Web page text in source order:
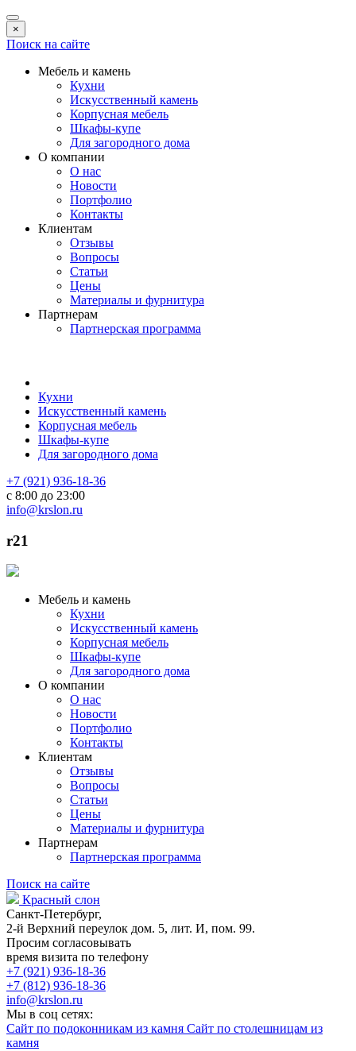
×
Поиск на сайте
Мебель и камень
Кухни
Искусственный камень
Корпусная мебель
Шкафы-купе
Для загородного дома
О компании
О нас
Новости
Портфолио
Контакты
Клиентам
Отзывы
Вопросы
Статьи
Цены
Материалы и фурнитура
Партнерам
Партнерская программа
Кухни
Искусственный камень
Корпусная мебель
Шкафы-купе
Для загородного дома
+7 (921) 936-18-36
с 8:00 до 23:00
info@krslon.ru
r21
Мебель и камень
Кухни
Искусственный камень
Корпусная мебель
Шкафы-купе
Для загородного дома
О компании
О нас
Новости
Портфолио
Контакты
Клиентам
Отзывы
Вопросы
Статьи
Цены
Материалы и фурнитура
Партнерам
Партнерская программа
Поиск на сайте
Красный слон
Санкт-Петербург,
2-й Верхний переулок дом. 5, лит. И, пом. 99.
Просим согласовывать
время визита по телефону
+7 (921) 936-18-36
+7 (812) 936-18-36
info@krslon.ru
Мы в соц сетях:
Сайт по подоконникам из камня Сайт по столешницам из
камня